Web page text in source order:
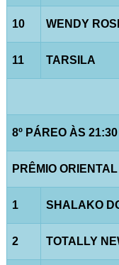
10 WENDY
11 TARSILA
8º PÁREO ÀS
PRÊMIO
1 SHALAKO
2 TOTALLY